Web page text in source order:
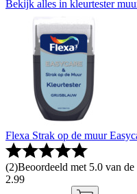
Bekijk alles in kleurtester
Flexa Strak op de muur
(2)Beoordeeld met 5.0 van
2.99